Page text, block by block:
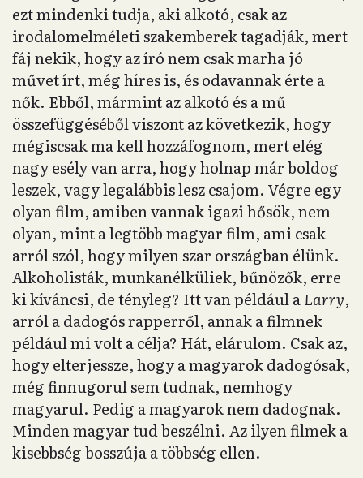
ezt mindenki tudja, aki alkotó, csak az
irodalomelméleti szakemberek tagadják, mert
fáj nekik, hogy az író nem csak marha jó
művet írt, még híres is, és odavannak érte a
nők. Ebből, mármint az alkotó és a mű
összefüggéséből viszont az következik, hogy
mégiscsak ma kell hozzáfognom, mert elég
nagy esély van arra, hogy holnap már boldog
leszek, vagy legalábbis lesz csajom. Végre egy
olyan film, amiben vannak igazi hősök, nem
olyan, mint a legtöbb magyar film, ami csak
arról szól, hogy milyen szar országban élünk.
Alkoholisták, munkanélküliek, bűnözők, erre
ki kíváncsi, de tényleg? Itt van például aLarry,
arról a dadogós rapperről, annak a filmnek
például mi volt a célja? Hát, elárulom. Csak az,
hogy elterjessze, hogy a magyarok dadogósak,
még finnugorul sem tudnak, nemhogy
magyarul. Pedig a magyarok nem dadognak.
Minden magyar tud beszélni. Az ilyen filmek a
kisebbség bosszúja a többség ellen.